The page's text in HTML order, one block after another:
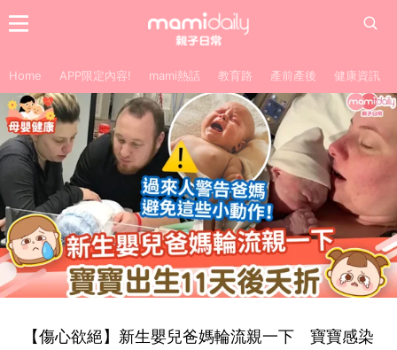
Home APP限定內容! mami熱話 教育路 產前產後 健康資訊
【傷心欲絕】新生嬰兒爸媽輪流親一下 寶寶感染